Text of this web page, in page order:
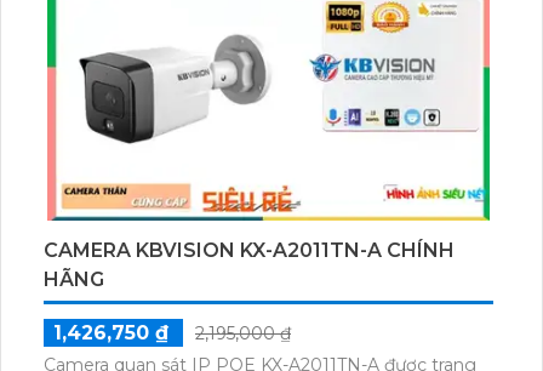
dụng điện thoại. Với thiết kế nhỏ gọn, dễ dàng lắp
đặt và thích ứng với mọi môi trường, thiết bị camera
này là lựa chọn lý tưởng cho việc giám sát an ninh
chất lượng cao.
CAMERA KBVISION KX-A2011TN-A CHÍNH
HÃNG
1,426,750 ₫
2,195,000 ₫
Camera quan sát IP POE KX-A2011TN-A được trang